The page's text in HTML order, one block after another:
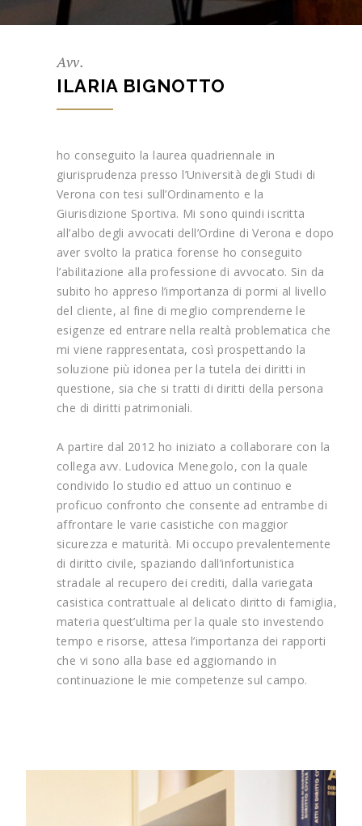
Avv.
ILARIA BIGNOTTO
ho conseguito la laurea quadriennale in
giurisprudenza presso l’Università degli Studi di
Verona con tesi sull’Ordinamento e la
Giurisdizione Sportiva. Mi sono quindi iscritta
all’albo degli avvocati dell’Ordine di Verona e dopo
aver svolto la pratica forense ho conseguito
l’abilitazione alla professione di avvocato. Sin da
subito ho appreso l’importanza di pormi al livello
del cliente, al fine di meglio comprenderne le
esigenze ed entrare nella realtà problematica che
mi viene rappresentata, così prospettando la
soluzione più idonea per la tutela dei diritti in
questione, sia che si tratti di diritti della persona
che di diritti patrimoniali.
A partire dal 2012 ho iniziato a collaborare con la
collega avv. Ludovica Menegolo, con la quale
condivido lo studio ed attuo un continuo e
proficuo confronto che consente ad entrambe di
affrontare le varie casistiche con maggior
sicurezza e maturità. Mi occupo prevalentemente
di diritto civile, spaziando dall’infortunistica
stradale al recupero dei crediti, dalla variegata
casistica contrattuale al delicato diritto di famiglia,
materia quest’ultima per la quale sto investendo
tempo e risorse, attesa l’importanza dei rapporti
che vi sono alla base ed aggiornando in
continuazione le mie competenze sul campo.